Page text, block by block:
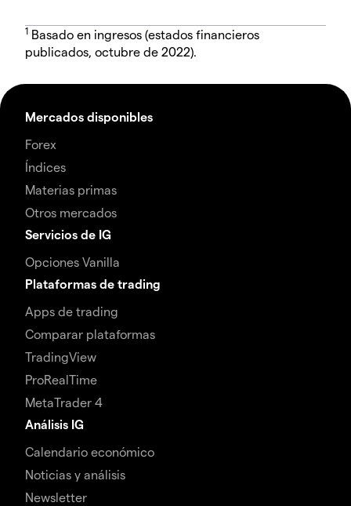
1 Basado en ingresos (estados financieros
publicados, octubre de 2022).
Mercados disponibles
Forex
Índices
Materias primas
Otros mercados
Servicios de IG
Opciones Vanilla
Plataformas de trading
Apps de trading
Comparar plataformas
TradingView
ProRealTime
MetaTrader 4
Análisis IG
Calendario económico
Noticias y análisis
Newsletter